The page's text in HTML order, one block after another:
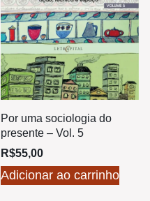
Por uma sociologia do
presente – Vol. 5
R$55,00
Adicionar ao carrinho